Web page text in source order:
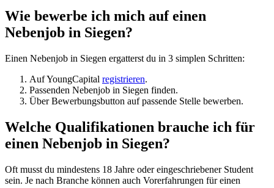
Wie bewerbe ich mich auf einen
Nebenjob in Siegen?
Einen Nebenjob in Siegen ergatterst du in 3 simplen Schritten:
Auf YoungCapital registrieren.
Passenden Nebenjob in Siegen finden.
Über Bewerbungsbutton auf passende Stelle bewerben.
Welche Qualifikationen brauche ich für
einen Nebenjob in Siegen?
Oft musst du mindestens 18 Jahre oder eingeschriebener Student
sein. Je nach Branche können auch Vorerfahrungen für einen